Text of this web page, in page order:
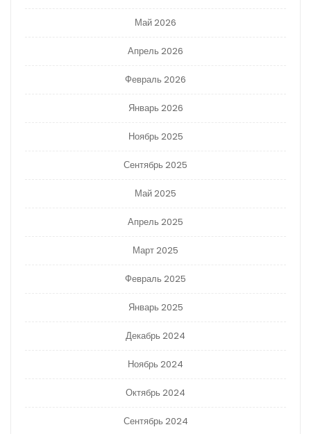
Май 2026
Апрель 2026
Февраль 2026
Январь 2026
Ноябрь 2025
Сентябрь 2025
Май 2025
Апрель 2025
Март 2025
Февраль 2025
Январь 2025
Декабрь 2024
Ноябрь 2024
Октябрь 2024
Сентябрь 2024